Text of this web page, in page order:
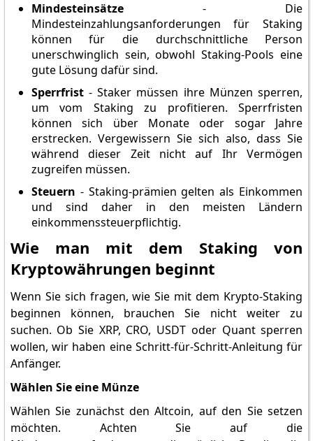
Mindesteinsätze- Die
Mindesteinzahlungsanforderungen für Staking
können für die durchschnittliche Person
unerschwinglich sein, obwohl Staking-Pools eine
gute Lösung dafür sind.
Sperrfrist- Staker müssen ihre Münzen sperren,
um vom Staking zu profitieren. Sperrfristen
können sich über Monate oder sogar Jahre
erstrecken. Vergewissern Sie sich also, dass Sie
während dieser Zeit nicht auf Ihr Vermögen
zugreifen müssen.
Steuern - Staking-prämien gelten als Einkommen
und sind daher in den meisten Ländern
einkommenssteuerpflichtig.
Wie man mit dem Staking von
Kryptowährungen beginnt
Wenn Sie sich fragen, wie Sie mit dem Krypto-Staking
beginnen können, brauchen Sie nicht weiter zu
suchen. Ob Sie XRP, CRO, USDT oder Quant sperren
wollen, wir haben eine Schritt-für-Schritt-Anleitung für
Anfänger.
Wählen Sie eine Münze
Wählen Sie zunächst den Altcoin, auf den Sie setzen
möchten. Achten Sie auf die